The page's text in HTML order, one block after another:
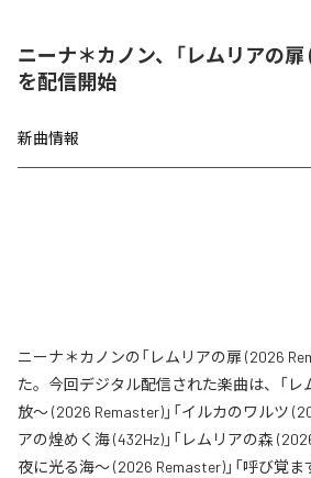
ニーナ＊カノン、「レムリアの扉
を配信開始
新曲情報
ニーナ＊カノンの「レムリアの扉 (2026
た。今回デジタル配信された楽曲は、「
放〜 (2026 Remaster)」「イルカのワルツ
アの煌めく海 (432Hz)」「レムリアの森
夜に光る海〜 (2026 Remaster)」「呼び覚